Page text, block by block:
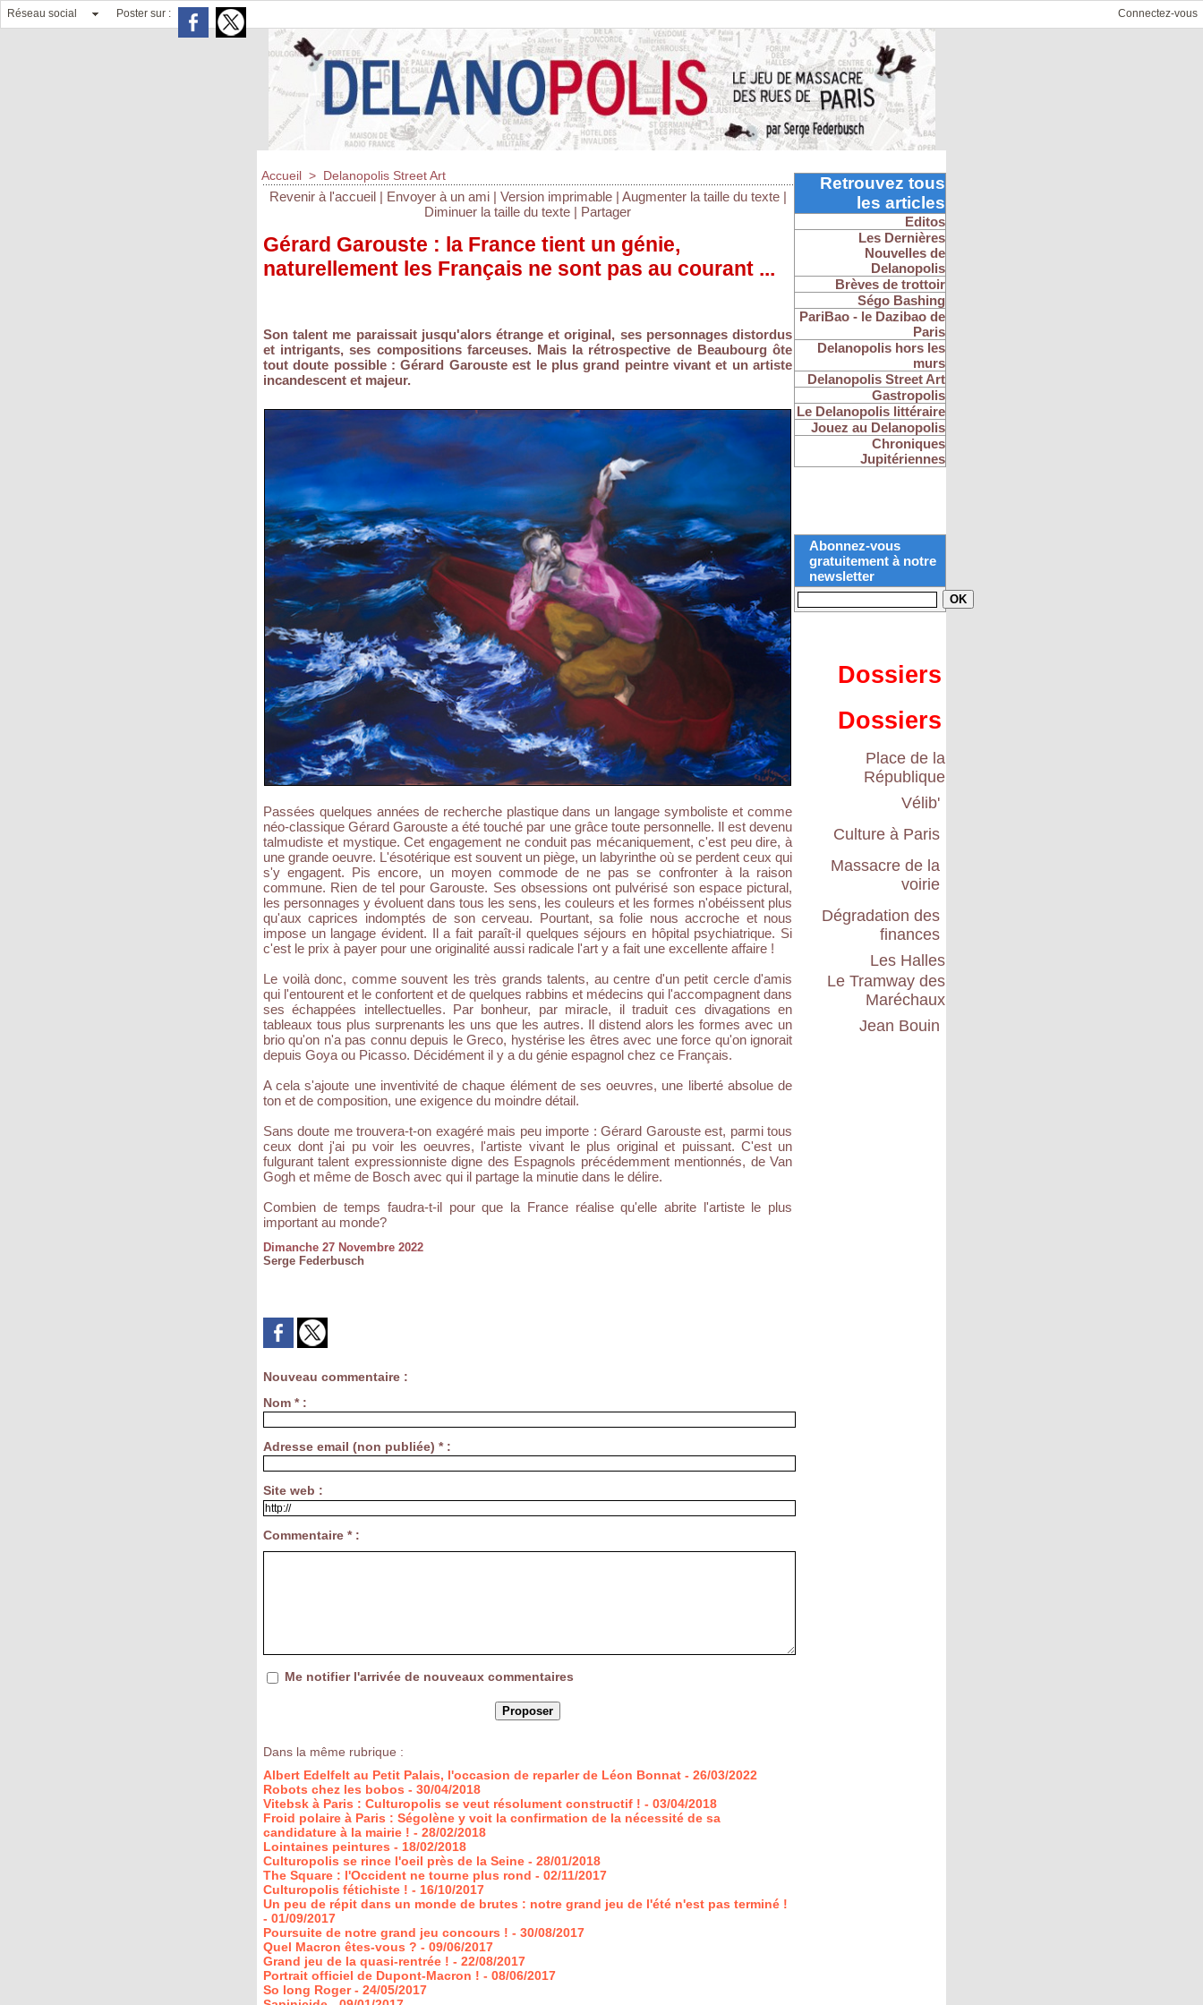
Réseau social Poster sur : Connectez-vous
Accueil > Delanopolis Street Art
Revenir à l'accueil | Envoyer à un ami | Version imprimable | Augmenter la taille du texte |
Diminuer la taille du texte | Partager
Gérard Garouste : la France tient un génie,
naturellement les Français ne sont pas au courant ...
Son talent me paraissait jusqu'alors étrange et original, ses personnages distordus
et intrigants, ses compositions farceuses. Mais la rétrospective de Beaubourg ôte
tout doute possible : Gérard Garouste est le plus grand peintre vivant et un artiste
incandescent et majeur.
Passées quelques années de recherche plastique dans un langage symboliste et comme
néo-classique Gérard Garouste a été touché par une grâce toute personnelle. Il est devenu
talmudiste et mystique. Cet engagement ne conduit pas mécaniquement, c'est peu dire, à
une grande oeuvre. L'ésotérique est souvent un piège, un labyrinthe où se perdent ceux qui
s'y engagent. Pis encore, un moyen commode de ne pas se confronter à la raison
commune. Rien de tel pour Garouste. Ses obsessions ont pulvérisé son espace pictural,
les personnages y évoluent dans tous les sens, les couleurs et les formes n'obéissent plus
qu'aux caprices indomptés de son cerveau. Pourtant, sa folie nous accroche et nous
impose un langage évident. Il a fait paraît-il quelques séjours en hôpital psychiatrique. Si
c'est le prix à payer pour une originalité aussi radicale l'art y a fait une excellente affaire !
Le voilà donc, comme souvent les très grands talents, au centre d'un petit cercle d'amis
qui l'entourent et le confortent et de quelques rabbins et médecins qui l'accompagnent dans
ses échappées intellectuelles. Par bonheur, par miracle, il traduit ces divagations en
tableaux tous plus surprenants les uns que les autres. Il distend alors les formes avec un
brio qu'on n'a pas connu depuis le Greco, hystérise les êtres avec une force qu'on ignorait
depuis Goya ou Picasso. Décidément il y a du génie espagnol chez ce Français.
A cela s'ajoute une inventivité de chaque élément de ses oeuvres, une liberté absolue de
ton et de composition, une exigence du moindre détail.
Sans doute me trouvera-t-on exagéré mais peu importe : Gérard Garouste est, parmi tous
ceux dont j'ai pu voir les oeuvres, l'artiste vivant le plus original et puissant. C'est un
fulgurant talent expressionniste digne des Espagnols précédemment mentionnés, de Van
Gogh et même de Bosch avec qui il partage la minutie dans le délire.
Combien de temps faudra-t-il pour que la France réalise qu'elle abrite l'artiste le plus
important au monde?
Dimanche 27 Novembre 2022
Serge Federbusch
Nouveau commentaire :
Nom * :
Adresse email (non publiée) * :
Site web :
Commentaire * :
Me notifier l'arrivée de nouveaux commentaires
Dans la même rubrique :
Albert Edelfelt au Petit Palais, l'occasion de reparler de Léon Bonnat - 26/03/2022
Robots chez les bobos - 30/04/2018
Vitebsk à Paris : Culturopolis se veut résolument constructif ! - 03/04/2018
Froid polaire à Paris : Ségolène y voit la confirmation de la nécessité de sa
candidature à la mairie ! - 28/02/2018
Lointaines peintures - 18/02/2018
Culturopolis se rince l'oeil près de la Seine - 28/01/2018
The Square : l'Occident ne tourne plus rond - 02/11/2017
Culturopolis fétichiste ! - 16/10/2017
Un peu de répit dans un monde de brutes : notre grand jeu de l'été n'est pas terminé !
- 01/09/2017
Poursuite de notre grand jeu concours ! - 30/08/2017
Quel Macron êtes-vous ? - 09/06/2017
Grand jeu de la quasi-rentrée ! - 22/08/2017
Portrait officiel de Dupont-Macron ! - 08/06/2017
So long Roger - 24/05/2017
Retrouvez tous
les articles
Editos
Les Dernières
Nouvelles de
Delanopolis
Brèves de trottoir
Ségo Bashing
PariBao - le Dazibao de
Paris
Delanopolis hors les
murs
Delanopolis Street Art
Gastropolis
Le Delanopolis littéraire
Jouez au Delanopolis
Chroniques
Jupitériennes
Abonnez-vous
gratuitement à notre
newsletter
Dossiers
Dossiers
Place de la
République
Vélib'
Culture à Paris
Massacre de la
voirie
Dégradation des
finances
Les Halles
Le Tramway des
Maréchaux
Jean Bouin